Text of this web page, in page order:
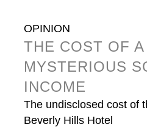
OPINION
THE COST OF A
MYSTERIOUS
INCOME
The undisclosed cost of
Beverly Hills Hotel